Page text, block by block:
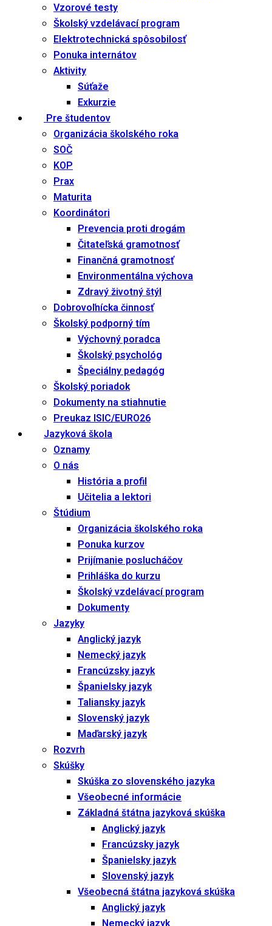
Vzorové testy
Školský vzdelávací program
Elektrotechnická spôsobilosť
Ponuka internátov
Aktivity
Súťaže
Exkurzie
Pre študentov
Organizácia školského roka
SOČ
KOP
Prax
Maturita
Koordinátori
Prevencia proti drogám
Čitateľská gramotnosť
Finančná gramotnosť
Environmentálna výchova
Zdravý životný štýl
Dobrovoľnícka činnosť
Školský podporný tím
Výchovný poradca
Školský psychológ
Špeciálny pedagóg
Školský poriadok
Dokumenty na stiahnutie
Preukaz ISIC/EURO26
Jazyková škola
Oznamy
O nás
História a profil
Učitelia a lektori
Štúdium
Organizácia školského roka
Ponuka kurzov
Prijímanie poslucháčov
Prihláška do kurzu
Školský vzdelávací program
Dokumenty
Jazyky
Anglický jazyk
Nemecký jazyk
Francúzsky jazyk
Španielsky jazyk
Taliansky jazyk
Slovenský jazyk
Maďarský jazyk
Rozvrh
Skúšky
Skúška zo slovenského jazyka
Všeobecné informácie
Základná štátna jazyková skúška
Anglický jazyk
Francúzsky jazyk
Španielsky jazyk
Slovenský jazyk
Všeobecná štátna jazyková skúška
Anglický jazyk